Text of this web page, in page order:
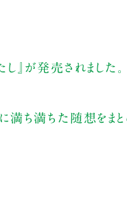
』が発売されました。
満ち満ちた随想をま